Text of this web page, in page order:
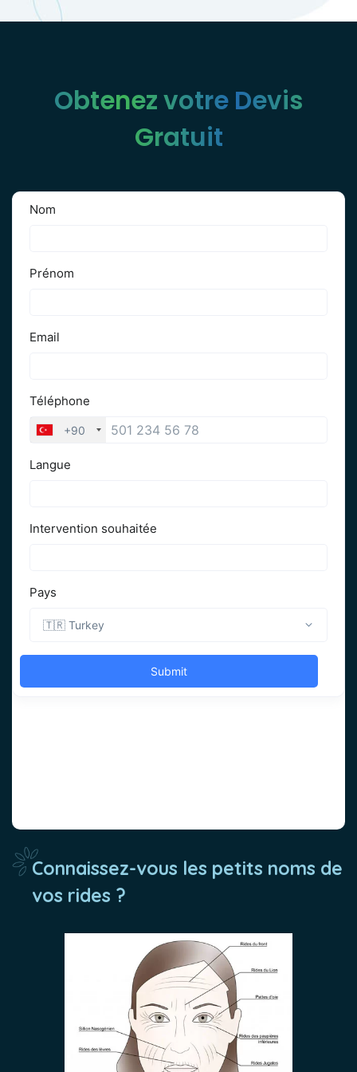
Obtenez votre Devis
Gratuit
Connaissez-vous les petits noms de
vos rides ?